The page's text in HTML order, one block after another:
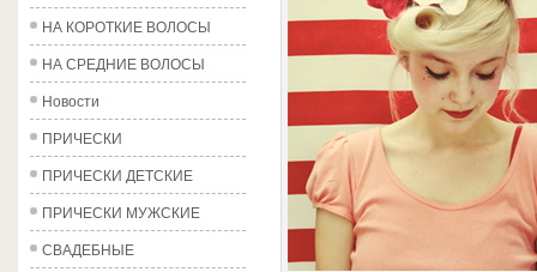
НА КОРОТКИЕ ВОЛОСЫ
НА СРЕДНИЕ ВОЛОСЫ
Новости
ПРИЧЕСКИ
ПРИЧЕСКИ ДЕТСКИЕ
ПРИЧЕСКИ МУЖСКИЕ
СВАДЕБНЫЕ